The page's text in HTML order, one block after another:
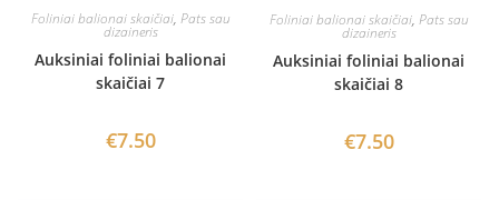
Foliniai balionai skaičiai, Pats sau
dizaineris
Auksiniai foliniai balionai
skaičiai 7
€7.50
Foliniai balionai skaičiai, Pats sau
dizaineris
Auksiniai foliniai balionai
skaičiai 8
€7.50